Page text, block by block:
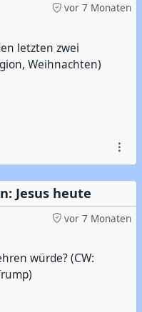
vor 7 Monaten
letzten zwei
Weihnachten)
Jesus heute
vor 7 Monaten
würde? (CW: